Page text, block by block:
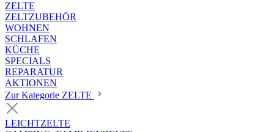
ZELTE
ZELTZUBEHÖR
WOHNEN
SCHLAFEN
KÜCHE
SPECIALS
REPARATUR
AKTIONEN
Zur Kategorie ZELTE
LEICHTZELTE